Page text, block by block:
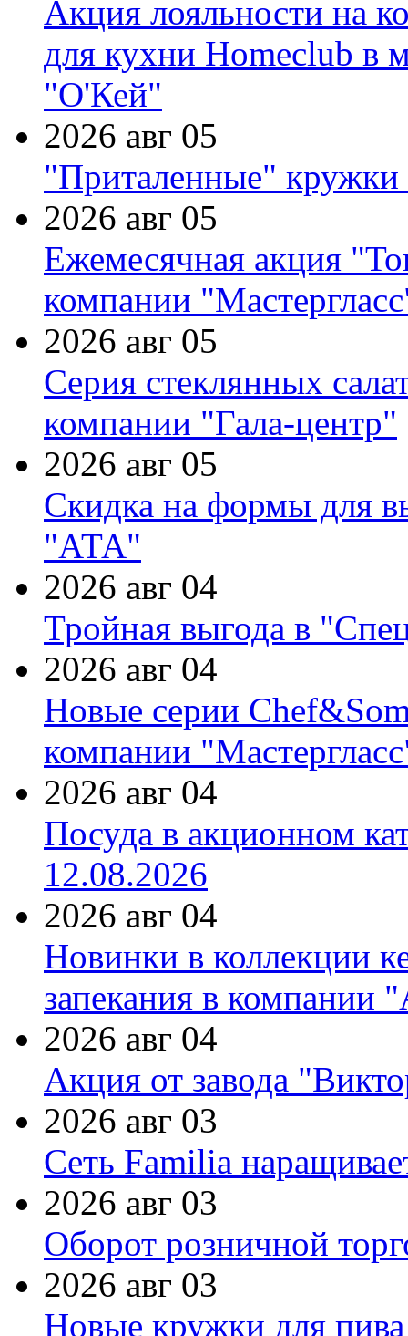
Акция лояльности на
для кухни Homeclub в
"О'Кей"
2026 авг 05
"Приталенные" кружки
2026 авг 05
Ежемесячная акция
компании
2026 авг 05
Серия стеклянных
компании "Гала-центр"
2026 авг 05
Скидка на формы для
"АТА"
2026 авг 04
Тройная выгода в
2026 авг 04
Новые серии
компании
2026 авг 04
Посуда в акционном
12.08.2026
2026 авг 04
Новинки в коллекции
запекания в компании
2026 авг 04
Акция от завода
2026 авг 03
Сеть Familia
2026 авг 03
Оборот розничной
2026 авг 03
Новые кружки для